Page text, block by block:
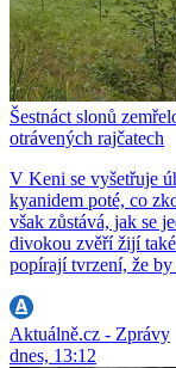
Šestnáct slonů
otrávených rajčatech
V Keni se vyšetřuje
kyanidem poté, co
však zůstává, jak se
divokou zvěří žijí
popírají tvrzení, že
Aktuálně.cz - Zprávy
dnes, 13:12